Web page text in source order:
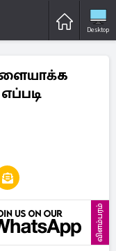
Desktop
விளம்பரம்